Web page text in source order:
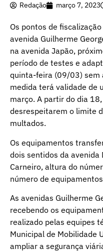
Redação março 7, 2023
Os pontos de
avenida Guilherme
na avenida Japão,
período de testes e
quinta-feira (09/03) sem
medida terá validade de
março. A partir do dia
desrespeitarem o limite
multados.
Os equipamentos
dois sentidos da avenida
Carneiro, altura do
número de
As avenidas Guilherme
recebendo os
realizado pelas equipes
Municipal de Mobilidade
ampliar a segurança